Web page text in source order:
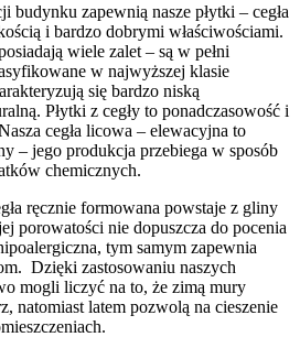
zapewnią nasze płytki – cegła
i bardzo dobrymi właściwościami.
wiele zalet – są w pełni
w najwyższej klasie
się bardzo niską
Płytki z cegły to ponadczasowość i
cegła licowa – elewacyjna to
– jego produkcja przebiega w sposób
chemicznych.
ręcznie formowana powstaje z gliny
porowatości nie dopuszcza do pocenia
tym samym zapewnia
Dzięki zastosowaniu naszych
mogli liczyć na to, że zimą mury
natomiast latem pozwolą na cieszenie